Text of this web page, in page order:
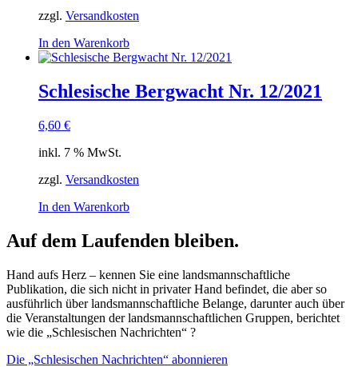
zzgl. Versandkosten
In den Warenkorb
Schlesische Bergwacht Nr. 12/2021
6,60 €
inkl. 7 % MwSt.
zzgl. Versandkosten
In den Warenkorb
Auf dem Laufenden bleiben.
Hand aufs Herz – kennen Sie eine landsmannschaftliche
Publikation, die sich nicht in privater Hand befindet, die aber so
ausführlich über landsmannschaftliche Belange, darunter auch über
die Veranstaltungen der landsmannschaftlichen Gruppen, berichtet
wie die „Schlesischen Nachrichten“ ?
Die „Schlesischen Nachrichten“ abonnieren